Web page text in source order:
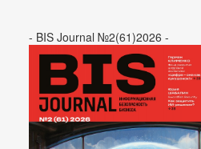
- BIS Journal №2(61)2026 -